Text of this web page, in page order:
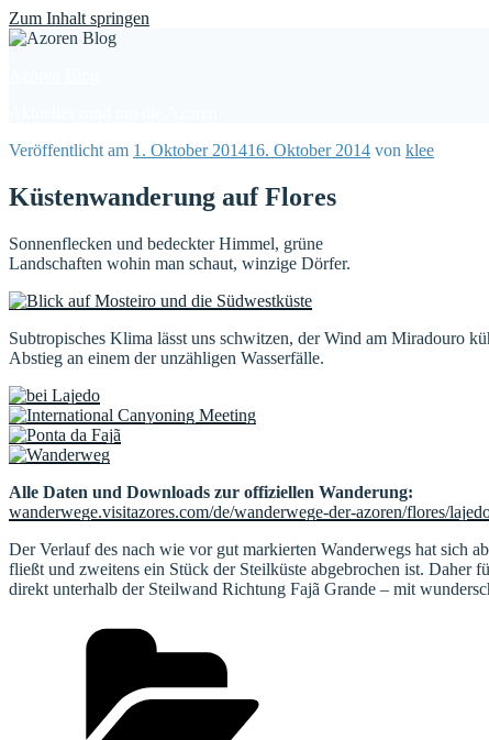
Zum Inhalt springen
Veröffentlicht am 1. Oktober 201416. Oktober 2014 von klee
Küstenwanderung auf Flores
Sonnenflecken und bedeckter Himmel, grüne
Landschaften wohin man schaut, winzige Dörfer.
Subtropisches Klima lässt uns schwitzen, der Wind am Miradouro
Abstieg an einem der unzähligen Wasserfälle.
Alle Daten und Downloads zur offiziellen Wanderung:
wanderwege.visitazores.com/de/wanderwege-der-azoren/flores/
Der Verlauf des nach wie vor gut markierten Wanderwegs hat sich
fließt und zweitens ein Stück der Steilküste abgebrochen ist. Daher
direkt unterhalb der Steilwand Richtung Fajã Grande – mit